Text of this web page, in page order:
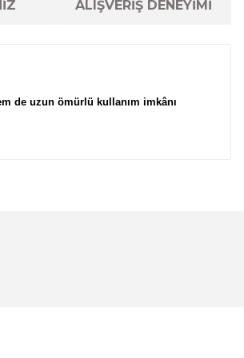
ALIŞVERİŞ DENEYİMİ
de uzun ömürlü kullanım imkânı